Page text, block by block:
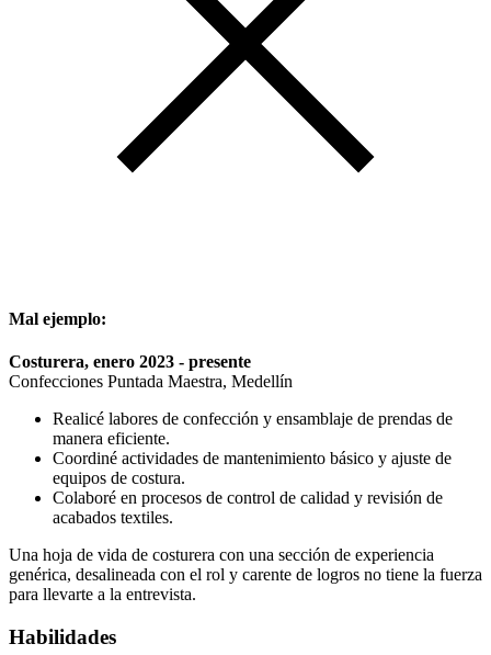
Mal ejemplo:
Costurera, enero 2023 - presente
Confecciones Puntada Maestra, Medellín
Realicé labores de confección y ensamblaje de prendas de
manera eficiente.
Coordiné actividades de mantenimiento básico y ajuste de
equipos de costura.
Colaboré en procesos de control de calidad y revisión de
acabados textiles.
Una hoja de vida de costurera con una sección de experiencia
genérica, desalineada con el rol y carente de logros no tiene la fuerza
para llevarte a la entrevista.
Habilidades